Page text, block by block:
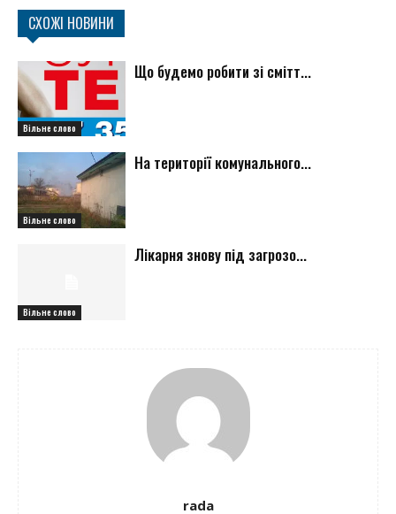
СХОЖІ НОВИНИ
Вільне слово
Що будемо робити зі смітт...
Вільне слово
На території комунального...
Вільне слово
Лікарня знову під загрозо...
rada